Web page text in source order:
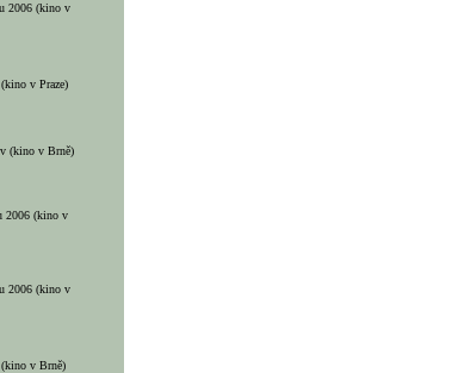
2006 (kino v
v Praze)
(kino v Brně)
2006 (kino v
2006 (kino v
v Brně)